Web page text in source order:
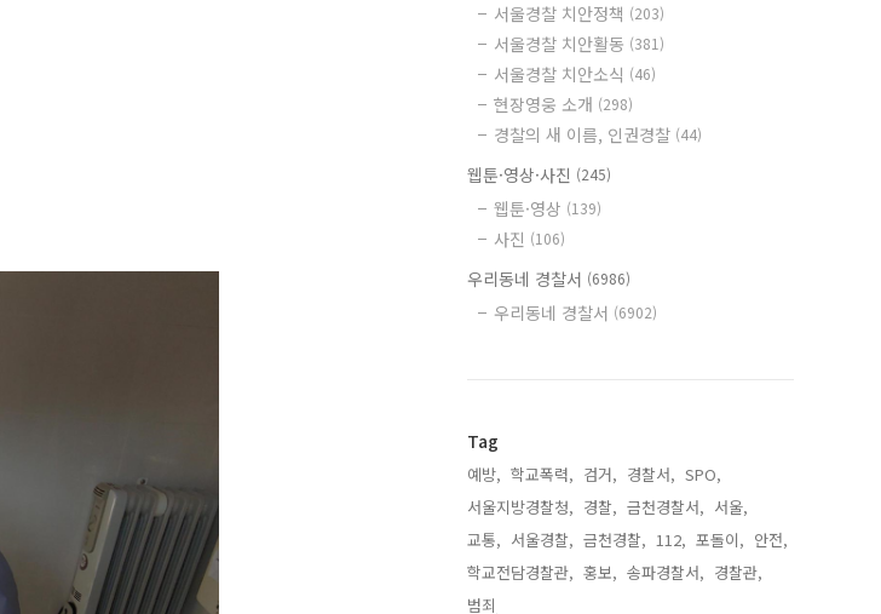
서울경찰 치안정책 (203)
서울경찰 치안활동 (381)
서울경찰 치안소식 (46)
현장영웅 소개 (298)
경찰의 새 이름, 인권경찰 (44)
웹툰·영상·사진 (245)
웹툰·영상 (139)
사진 (106)
우리동네 경찰서 (6986)
우리동네 경찰서 (6902)
Tag
예방, 학교폭력, 검거, 경찰서, SPO,
서울지방경찰청, 경찰, 금천경찰서, 서울,
교통, 서울경찰, 금천경찰, 112, 포돌이, 안전,
학교전담경찰관, 홍보, 송파경찰서, 경찰관,
범죄,